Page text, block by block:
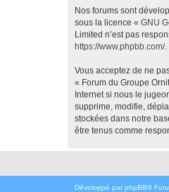
Nos forums sont
sous la licence « GNU
Limited n’est pas
https://www.phpbb.com/.
Vous acceptez de ne
« Forum du Groupe
Internet si nous le
supprime, modifie,
stockées dans notre
être tenus comme
Développé par phpBB®